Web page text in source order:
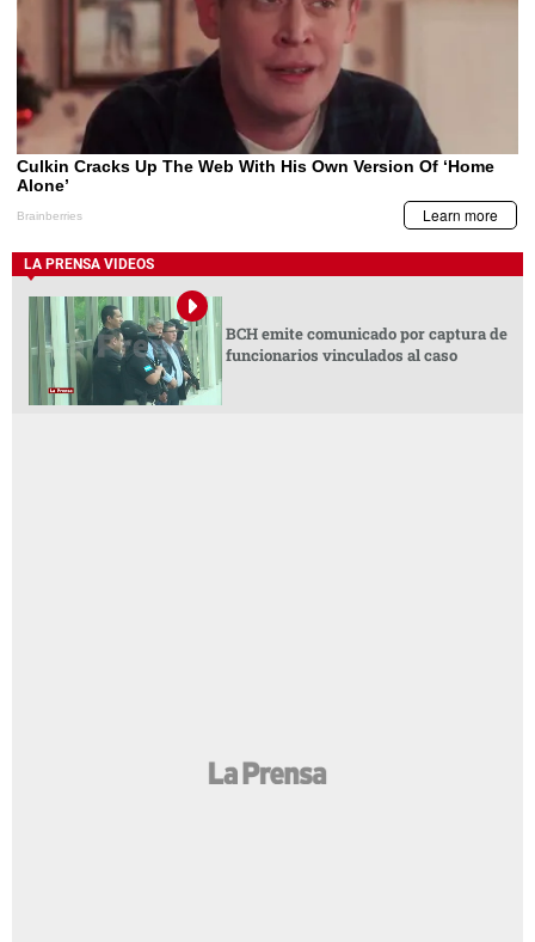
LA PRENSA VIDEOS
BCH emite comunicado por captura de
funcionarios vinculados al caso